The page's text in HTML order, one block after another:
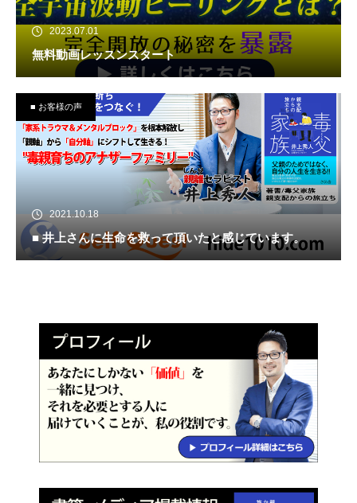
2023.07.01
無料動画レッスンスタート
■ お客様の声
2021.10.18
■ 井上さんに生命を救って頂いたと感じています。